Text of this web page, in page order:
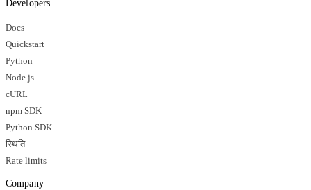
Developers
Docs
Quickstart
Python
Node.js
cURL
npm SDK
Python SDK
स्थिति
Rate limits
Company